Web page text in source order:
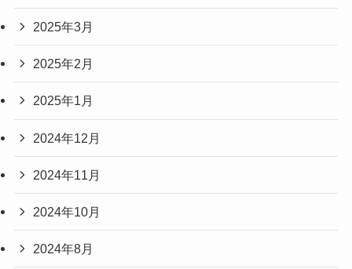
2025年3月
2025年2月
2025年1月
2024年12月
2024年11月
2024年10月
2024年8月